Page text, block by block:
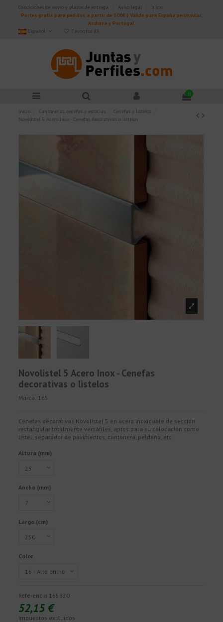
Condiciones de envío y plazos de entrega Aviso legal
Inicio
Portes gratis para pedidos a partir de 100€ | Válido para España peninsular,
Andorra y Portugal.
Español
Favoritos (0)
0
Inicio Cantoneras, cenefas y escocias
Cenefas y listelos
Novolistel 5 Acero Inox - Cenefas decorativas o listelos
Novolistel 5 Acero Inox - Cenefas
decorativas o listelos
Marca: 165
Cenefas decorativas Novolistel 5 en acero inoxidable de sección
rectangular totalmente versátiles, aptos para su colocación como
listel, separador de pavimentos, cantonera, peldaño, etc.
Altura (mm)
Ancho (mm)
Largo (cm)
Color
Referencia 165820
52,15 €
Impuestos excluidos